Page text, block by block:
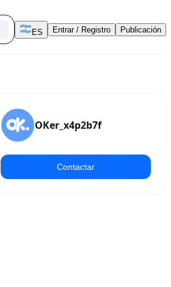
ES Entrar / Registro Publicación
OKer_x4p2b7f
Contactar